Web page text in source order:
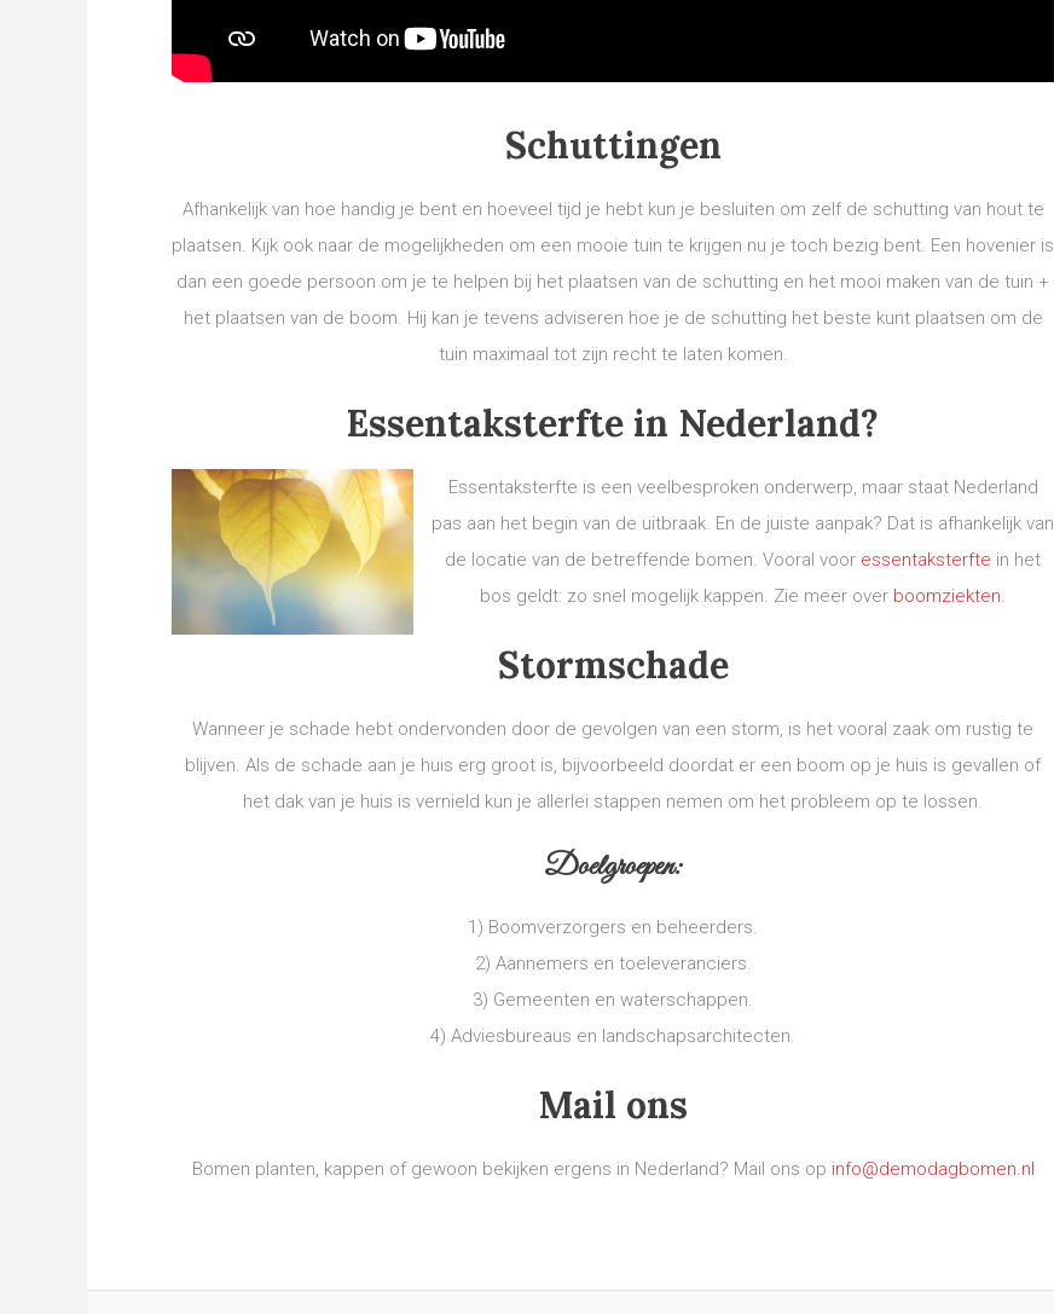
Schuttingen
Afhankelijk van hoe handig je bent en hoeveel tijd je hebt kun je besluiten om zelf de schutting van hout te
plaatsen. Kijk ook naar de mogelijkheden om een mooie tuin te krijgen nu je toch bezig bent. Een hovenier is
dan een goede persoon om je te helpen bij het plaatsen van de schutting en het mooi maken van de tuin +
het plaatsen van de boom. Hij kan je tevens adviseren hoe je de schutting het beste kunt plaatsen om de
tuin maximaal tot zijn recht te laten komen.
Essentaksterfte in Nederland?
Essentaksterfte is een veelbesproken onderwerp, maar staat Nederland
pas aan het begin van de uitbraak. En de juiste aanpak? Dat is afhankelijk van
de locatie van de betreffende bomen. Vooral voor essentaksterfte in het
bos geldt: zo snel mogelijk kappen. Zie meer over boomziekten.
Stormschade
Wanneer je schade hebt ondervonden door de gevolgen van een storm, is het vooral zaak om rustig te
blijven. Als de schade aan je huis erg groot is, bijvoorbeeld doordat er een boom op je huis is gevallen of
het dak van je huis is vernield kun je allerlei stappen nemen om het probleem op te lossen.
Doelgroepen:
1) Boomverzorgers en beheerders.
2) Aannemers en toeleveranciers.
3) Gemeenten en waterschappen.
4) Adviesbureaus en landschapsarchitecten.
Mail ons
Bomen planten, kappen of gewoon bekijken ergens in Nederland? Mail ons op info@demodagbomen.nl